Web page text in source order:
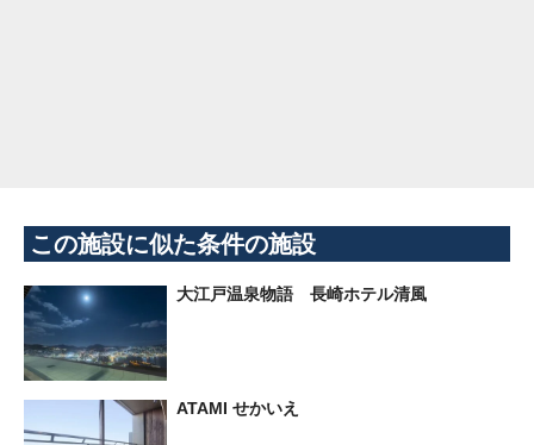
この施設に似た条件の施設
大江戸温泉物語 長崎ホテル清風
ATAMI せかいえ